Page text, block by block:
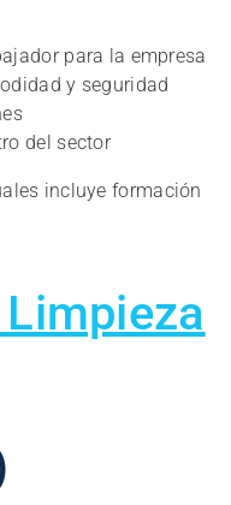
para la empresa
y seguridad
del sector
incluye formación